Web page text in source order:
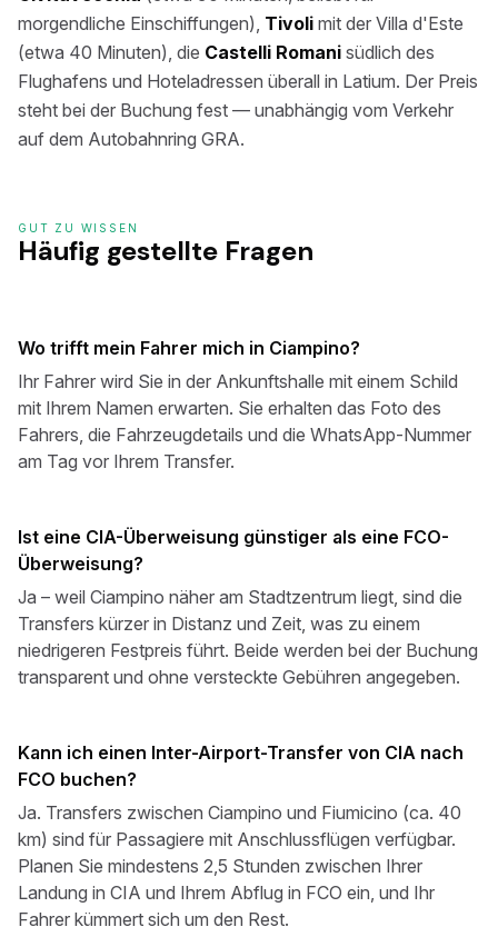
morgendliche Einschiffungen), Tivoli mit der Villa d'Este
(etwa 40 Minuten), die Castelli Romani südlich des
Flughafens und Hoteladressen überall in Latium. Der Preis
steht bei der Buchung fest — unabhängig vom Verkehr
auf dem Autobahnring GRA.
GUT ZU WISSEN
Häufig gestellte Fragen
Wo trifft mein Fahrer mich in Ciampino?
Ihr Fahrer wird Sie in der Ankunftshalle mit einem Schild
mit Ihrem Namen erwarten. Sie erhalten das Foto des
Fahrers, die Fahrzeugdetails und die WhatsApp-Nummer
am Tag vor Ihrem Transfer.
Ist eine CIA-Überweisung günstiger als eine FCO-
Überweisung?
Ja – weil Ciampino näher am Stadtzentrum liegt, sind die
Transfers kürzer in Distanz und Zeit, was zu einem
niedrigeren Festpreis führt. Beide werden bei der Buchung
transparent und ohne versteckte Gebühren angegeben.
Kann ich einen Inter-Airport-Transfer von CIA nach
FCO buchen?
Ja. Transfers zwischen Ciampino und Fiumicino (ca. 40
km) sind für Passagiere mit Anschlussflügen verfügbar.
Planen Sie mindestens 2,5 Stunden zwischen Ihrer
Landung in CIA und Ihrem Abflug in FCO ein, und Ihr
Fahrer kümmert sich um den Rest.